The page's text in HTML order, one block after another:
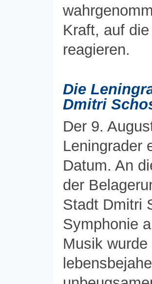
Kraft, auf
reagieren.
Die
Dmitri
Der 9.
Leningrader
Datum. An
der
Stadt Dmitri
Symphonie
Musik